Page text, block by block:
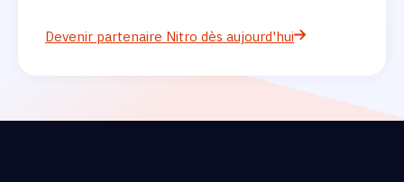
Devenir partenaire Nitro dès aujourd'hui